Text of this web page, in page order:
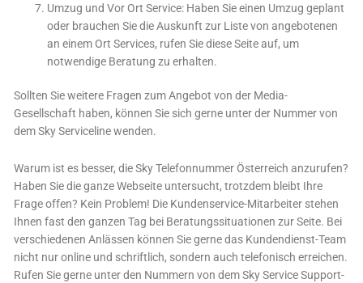
Umzug und Vor Ort Service: Haben Sie einen Umzug geplant
oder brauchen Sie die Auskunft zur Liste von angebotenen
an einem Ort Services, rufen Sie diese Seite auf, um
notwendige Beratung zu erhalten.
Sollten Sie weitere Fragen zum Angebot von der Media-
Gesellschaft haben, können Sie sich gerne unter der Nummer von
dem Sky Serviceline wenden.
Warum ist es besser, die Sky Telefonnummer Österreich anzurufen?
Haben Sie die ganze Webseite untersucht, trotzdem bleibt Ihre
Frage offen? Kein Problem! Die Kundenservice-Mitarbeiter stehen
Ihnen fast den ganzen Tag bei Beratungssituationen zur Seite. Bei
verschiedenen Anlässen können Sie gerne das Kundendienst-Team
nicht nur online und schriftlich, sondern auch telefonisch erreichen.
Rufen Sie gerne unter den Nummern von dem Sky Service Support-